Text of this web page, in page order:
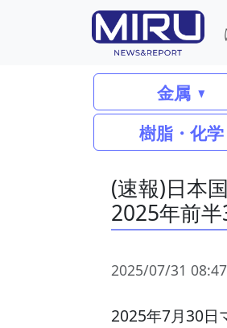
金属
樹脂・化学
(速報)日本
2025年前
2025/07/31 08:47
2025年7月30日